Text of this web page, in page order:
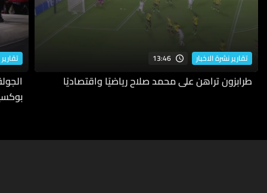
تقارير نشرة الاخبار 13:46
طرابزون تراهن على محمد صلاح رياضيًا واقتصاديًا